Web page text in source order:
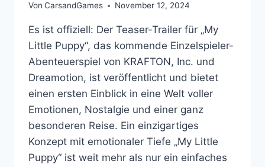
Von CarsandGames November 12, 2024
Es ist offiziell: Der Teaser-Trailer für „My
Little Puppy“, das kommende Einzelspieler-
Abenteuerspiel von KRAFTON, Inc. und
Dreamotion, ist veröffentlicht und bietet
einen ersten Einblick in eine Welt voller
Emotionen, Nostalgie und einer ganz
besonderen Reise. Ein einzigartiges
Konzept mit emotionaler Tiefe „My Little
Puppy“ ist weit mehr als nur ein einfaches